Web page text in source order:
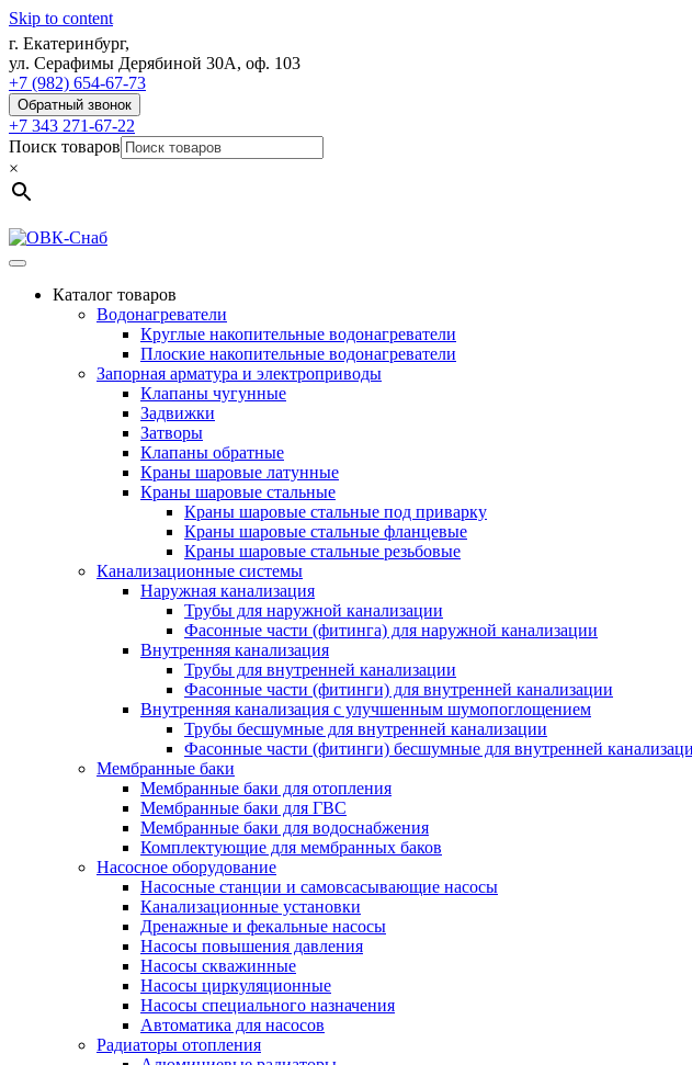
Skip to content
г. Екатеринбург,
ул. Серафимы Дерябиной 30А, оф. 103
+7 (982) 654-67-73
Обратный звонок
+7 343 271-67-22
Поиск товаров
×
Каталог товаров
Водонагреватели
Круглые накопительные водонагреватели
Плоские накопительные водонагреватели
Запорная арматура и электроприводы
Клапаны чугунные
Задвижки
Затворы
Клапаны обратные
Краны шаровые латунные
Краны шаровые стальные
Краны шаровые стальные под приварку
Краны шаровые стальные фланцевые
Краны шаровые стальные резьбовые
Канализационные системы
Наружная канализация
Трубы для наружной канализации
Фасонные части (фитинга) для наружной канализации
Внутренняя канализация
Трубы для внутренней канализации
Фасонные части (фитинги) для внутренней канализации
Внутренняя канализация с улучшенным шумопоглощением
Трубы бесшумные для внутренней канализации
Фасонные части (фитинги) бесшумные для внутренней
Мембранные баки
Мембранные баки для отопления
Мембранные баки для ГВС
Мембранные баки для водоснабжения
Комплектующие для мембранных баков
Насосное оборудование
Насосные станции и самовсасывающие насосы
Канализационные установки
Дренажные и фекальные насосы
Насосы повышения давления
Насосы скважинные
Насосы циркуляционные
Насосы специального назначения
Автоматика для насосов
Радиаторы отопления